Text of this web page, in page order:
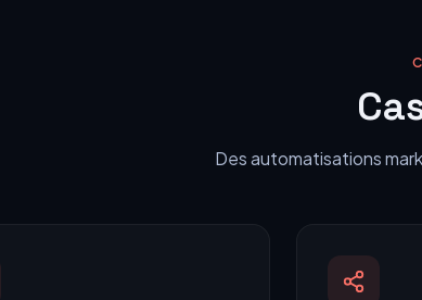
Des automatisations